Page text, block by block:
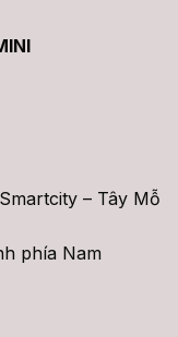
– Tây Mỗ
phía Nam